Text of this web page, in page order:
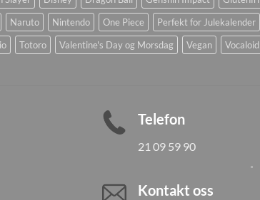
Naruto Nintendo One Piece Perfekt for Julekalender
Totoro Valentine's Day og Morsdag Vegan Vocaloid
Telefon
21 09 59 90
Kontakt oss